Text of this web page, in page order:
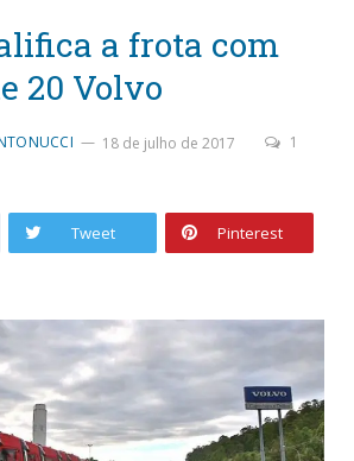
a frota com
20 Volvo
18 de julho de 2017
1
Tweet Pinterest